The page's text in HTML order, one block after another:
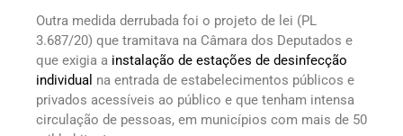
Outra medida derrubada foi o projeto de lei (PL
3.687/20) que tramitava na Câmara dos Deputados e
que exigia a instalação de estações de desinfecção
individual na entrada de estabelecimentos públicos e
privados acessíveis ao público e que tenham intensa
circulação de pessoas, em municípios com mais de 50